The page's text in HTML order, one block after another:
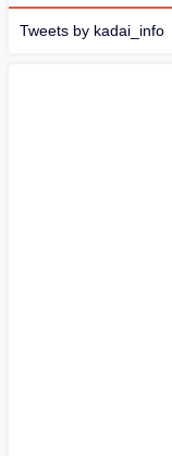
Tweets by kadai_info